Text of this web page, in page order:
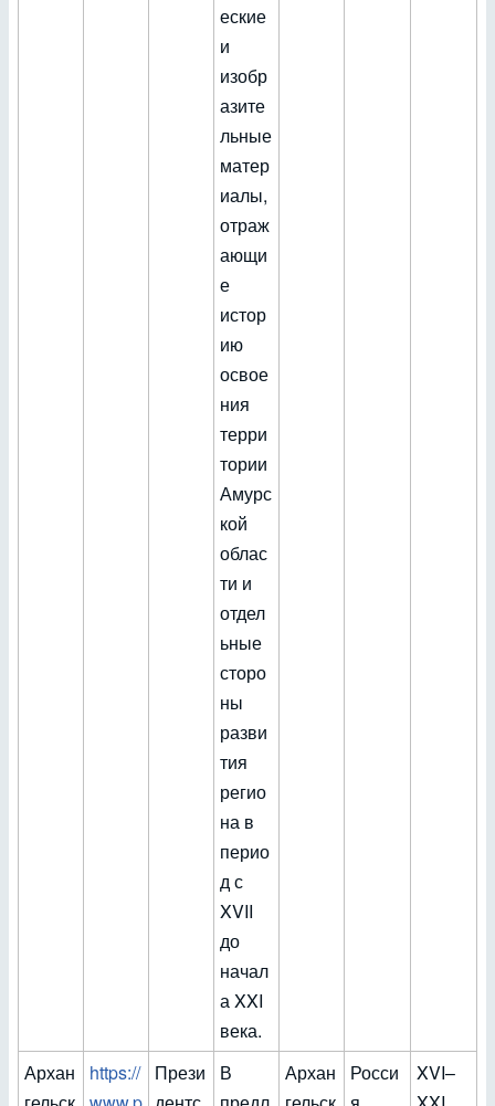
еские
и
изобр
азите
льные
матер
иалы,
отраж
ающи
е
истор
ию
освое
ния
терри
тории
Амурс
кой
облас
ти и
отдел
ьные
сторо
ны
разви
тия
регио
на в
перио
д с
XVII
до
начал
а XXI
века.
Архан
https://
Прези
В
Архан
Росси
XVI–